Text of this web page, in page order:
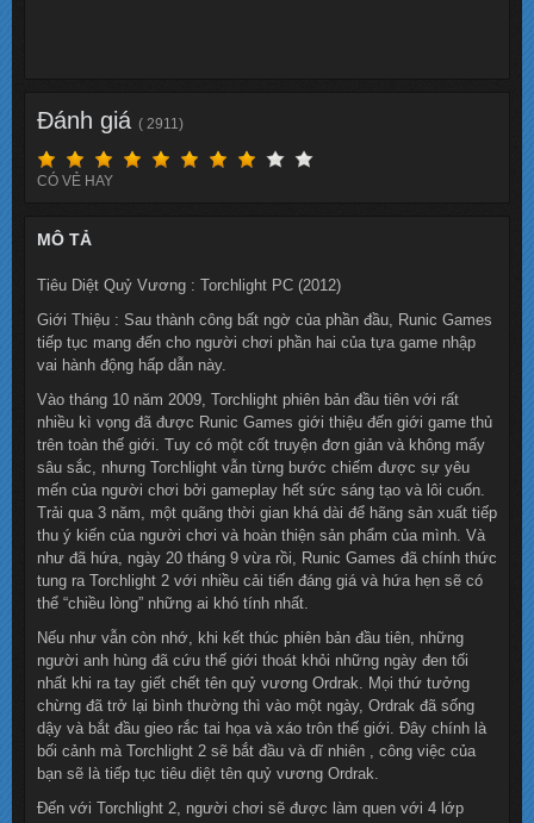
Đánh giá ( 2911)
CÓ VẺ HAY
MÔ TẢ
Tiêu Diệt Quỷ Vương : Torchlight PC (2012)
Giới Thiệu : Sau thành công bất ngờ của phần đầu, Runic Games
tiếp tục mang đến cho người chơi phần hai của tựa game nhập
vai hành động hấp dẫn này.
Vào tháng 10 năm 2009, Torchlight phiên bản đầu tiên với rất
nhiều kì vọng đã được Runic Games giới thiệu đến giới game thủ
trên toàn thế giới. Tuy có một cốt truyện đơn giản và không mấy
sâu sắc, nhưng Torchlight vẫn từng bước chiếm được sự yêu
mến của người chơi bởi gameplay hết sức sáng tạo và lôi cuốn.
Trải qua 3 năm, một quãng thời gian khá dài để hãng sản xuất tiếp
thu ý kiến của người chơi và hoàn thiện sản phẩm của mình. Và
như đã hứa, ngày 20 tháng 9 vừa rồi, Runic Games đã chính thức
tung ra Torchlight 2 với nhiều cải tiến đáng giá và hứa hẹn sẽ có
thể “chiều lòng” những ai khó tính nhất.
Nếu như vẫn còn nhớ, khi kết thúc phiên bản đầu tiên, những
người anh hùng đã cứu thế giới thoát khỏi những ngày đen tối
nhất khi ra tay giết chết tên quỷ vương Ordrak. Mọi thứ tưởng
chừng đã trở lại bình thường thì vào một ngày, Ordrak đã sống
dậy và bắt đầu gieo rắc tai họa và xáo trôn thế giới. Đây chính là
bối cảnh mà Torchlight 2 sẽ bắt đầu và dĩ nhiên , công việc của
bạn sẽ là tiếp tục tiêu diệt tên quỷ vương Ordrak.
Đến với Torchlight 2, người chơi sẽ được làm quen với 4 lớp